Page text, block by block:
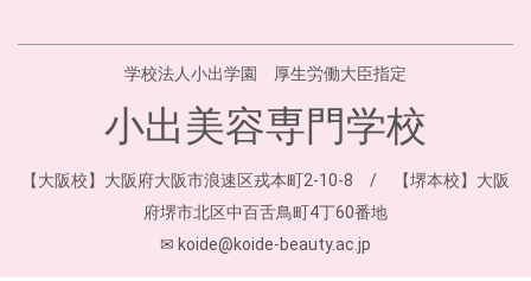
学校法人小出学園 厚生労働大臣指定
小出美容専門学校
【大阪校】大阪府大阪市浪速区戎本町2-10-8 / 【堺本校】大阪
府堺市北区中百舌鳥町4丁60番地
✉ koide@koide-beauty.ac.jp